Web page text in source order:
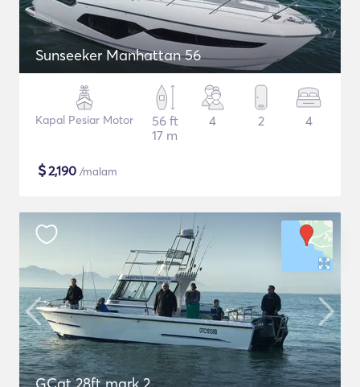
Sunseeker Manhattan 56
Kapal Pesiar Motor
56 ft
17 m
4 2 4
$2,190 /malam